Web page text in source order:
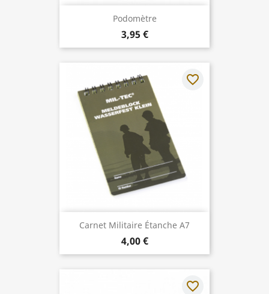
Podomètre
3,95 €
Carnet Militaire Étanche A7
4,00 €
favorite_border
favorite_border